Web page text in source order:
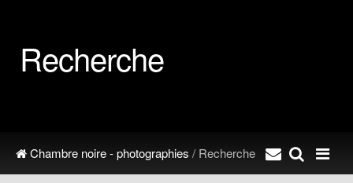
Recherche
Chambre noire - photographies / Recherche